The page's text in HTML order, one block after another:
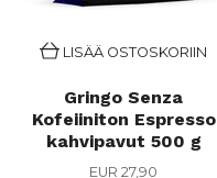
LISÄÄ OSTOSKORIIN
Gringo Senza
Kofeiiniton Espresso
kahvipavut 500 g
EUR 27,90